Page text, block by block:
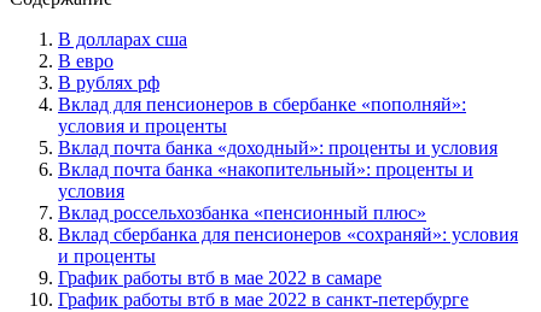
В долларах сша
В евро
В рублях рф
Вклад для пенсионеров в сбербанке «пополняй»:
условия и проценты
Вклад почта банка «доходный»: проценты и условия
Вклад почта банка «накопительный»: проценты и
условия
Вклад россельхозбанка «пенсионный плюс»
Вклад сбербанка для пенсионеров «сохраняй»: условия
и проценты
График работы втб в мае 2022 в самаре
График работы втб в мае 2022 в санкт-петербурге